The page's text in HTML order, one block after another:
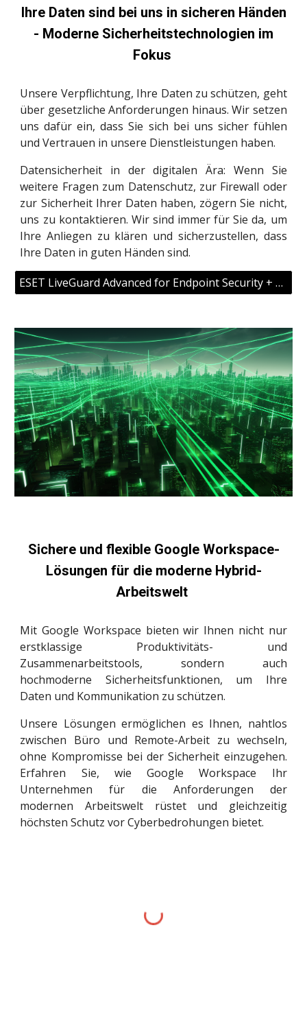
Ihre Daten sind bei uns in sicheren Händen
- Moderne Sicherheitstechnologien im
Fokus
Unsere Verpflichtung, Ihre Daten zu schützen, geht
über gesetzliche Anforderungen hinaus. Wir setzen
uns dafür ein, dass Sie sich bei uns sicher fühlen
und Vertrauen in unsere Dienstleistungen haben.
Datensicherheit in der digitalen Ära: Wenn Sie
weitere Fragen zum Datenschutz, zur Firewall oder
zur Sicherheit Ihrer Daten haben, zögern Sie nicht,
uns zu kontaktieren. Wir sind immer für Sie da, um
Ihre Anliegen zu klären und sicherzustellen, dass
Ihre Daten in guten Händen sind.
ESET LiveGuard Advanced for Endpoint Security + Server Security
Sichere und flexible Google Workspace-
Lösungen für die moderne Hybrid-
Arbeitswelt
Mit Google Workspace bieten wir Ihnen nicht nur
erstklassige Produktivitäts- und
Zusammenarbeitstools, sondern auch
hochmoderne Sicherheitsfunktionen, um Ihre
Daten und Kommunikation zu schützen.
Unsere Lösungen ermöglichen es Ihnen, nahtlos
zwischen Büro und Remote-Arbeit zu wechseln,
ohne Kompromisse bei der Sicherheit einzugehen.
Erfahren Sie, wie Google Workspace Ihr
Unternehmen für die Anforderungen der
modernen Arbeitswelt rüstet und gleichzeitig
höchsten Schutz vor Cyberbedrohungen bietet.